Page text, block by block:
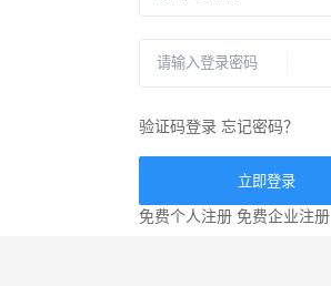
验证码登录 忘记密码？
立即登录
免费个人注册 免费企业注册